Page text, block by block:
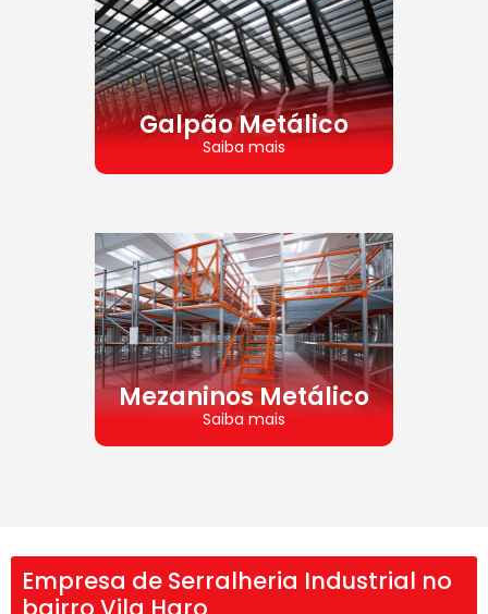
Galpão Metálico
Saiba mais
Mezaninos Metálico
Saiba mais
Empresa de Serralheria Industrial no